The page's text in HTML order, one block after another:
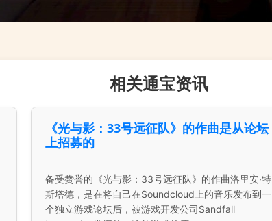
相关通宝资讯
《光与影：33号远征队》的作曲是从论坛
上招募的
备受赞誉的《光与影：33号远征队》的作曲洛里安·特
斯塔德，是在将自己在Soundcloud上的音乐发布到一
个独立游戏论坛后，被游戏开发公司Sandfall